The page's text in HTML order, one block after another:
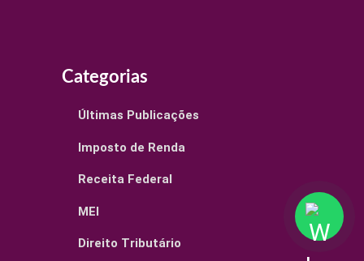
Categorias
Últimas Publicações
Imposto de Renda
Receita Federal
MEI
Direito Tributário